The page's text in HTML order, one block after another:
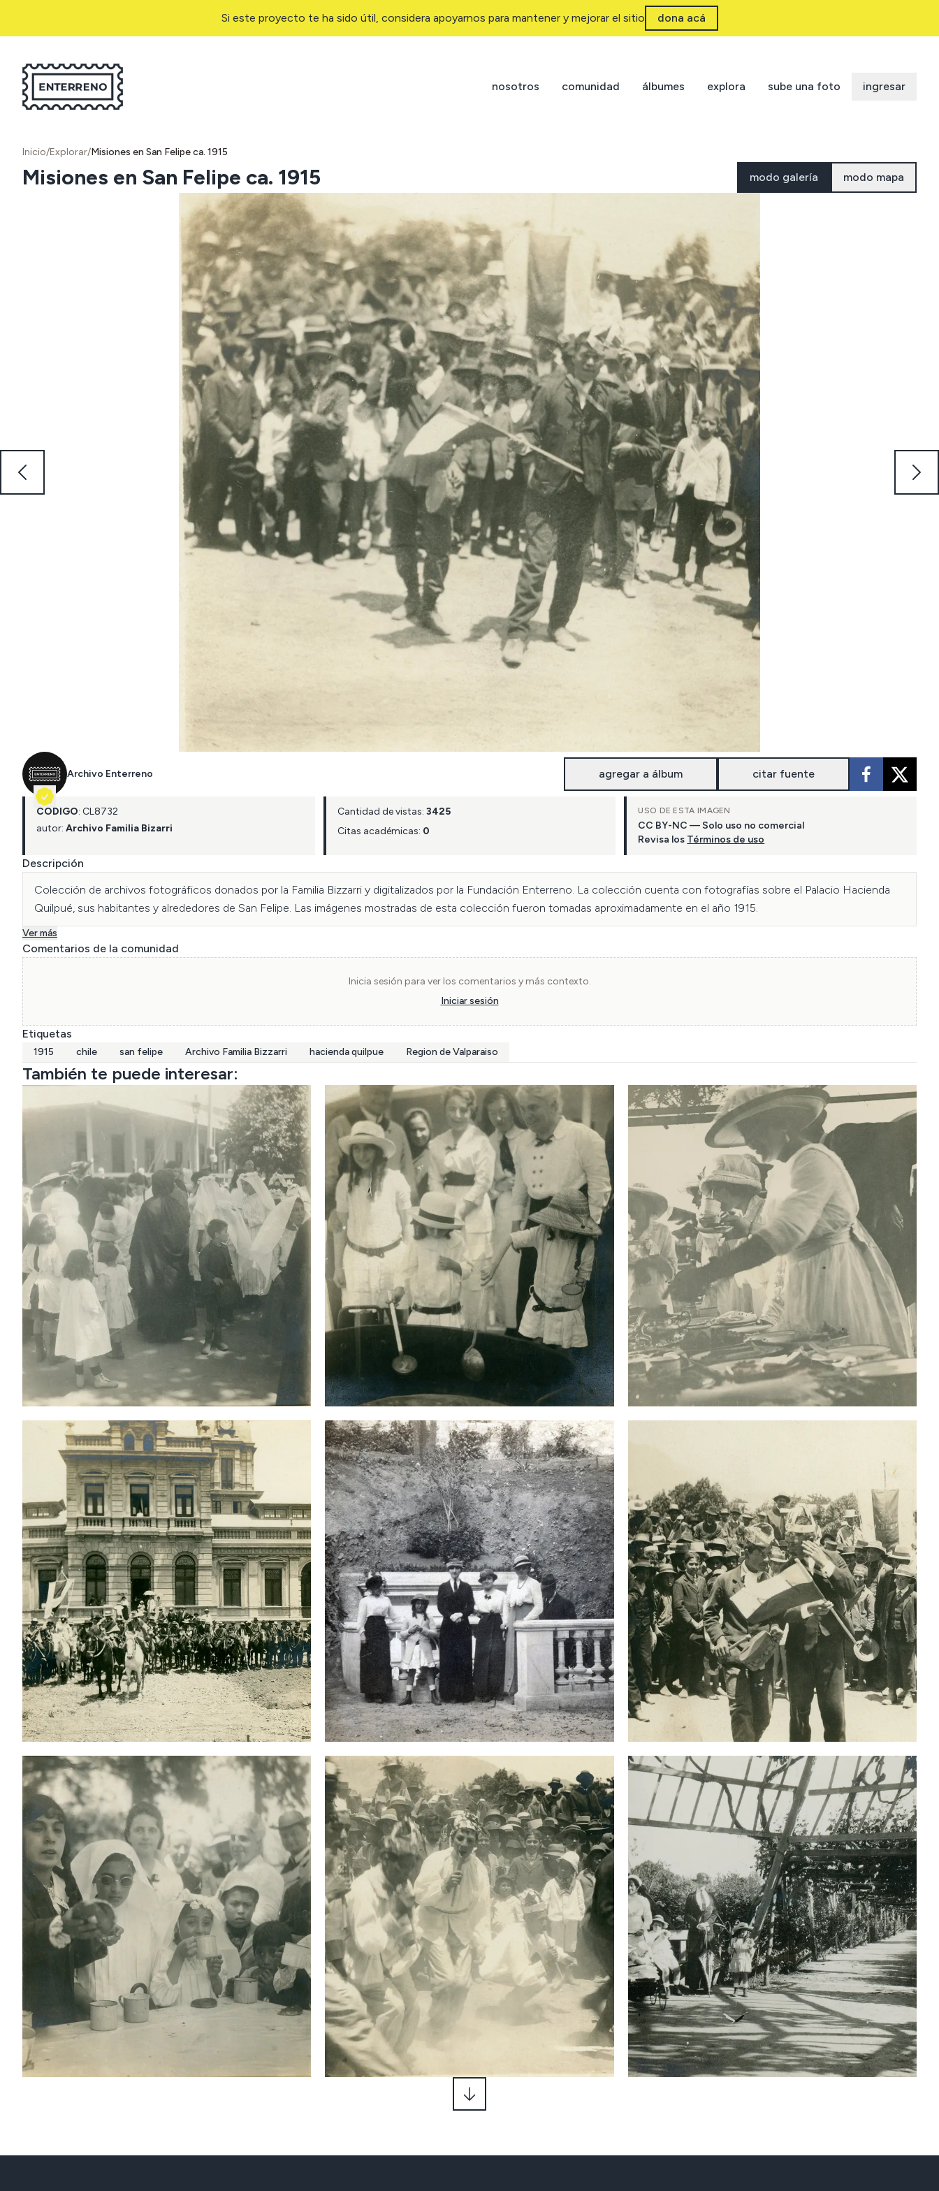
Si este proyecto te ha sido útil, considera apoyarnos para mantener y mejorar el sitio dona acá
nosotros comunidad álbumes explora sube una foto ingresar
Inicio/Explorar/Misiones en San Felipe ca. 1915
Misiones en San Felipe ca. 1915 modo galería modo mapa
Archivo Enterreno agregar a álbum citar fuente
CÓDIGO: CL8732
autor: Archivo Familia Bizarri
Cantidad de vistas: 3425
Citas académicas: 0
USO DE ESTA IMAGEN
CC BY-NC — Solo uso no comercial
Revisa los Términos de uso
Descripción
Colección de archivos fotográficos donados por la Familia Bizzarri y digitalizados por la Fundación Enterreno. La colección cuenta con fotografías sobre el Palacio Hacienda
Quilpué, sus habitantes y alrededores de San Felipe. Las imágenes mostradas de esta colección fueron tomadas aproximadamente en el año 1915.
Ver más
Comentarios de la comunidad
Inicia sesión para ver los comentarios y más contexto.
Iniciar sesión
Etiquetas
1915 chile san felipe Archivo Familia Bizzarri hacienda quilpue Region de Valparaiso
También te puede interesar: